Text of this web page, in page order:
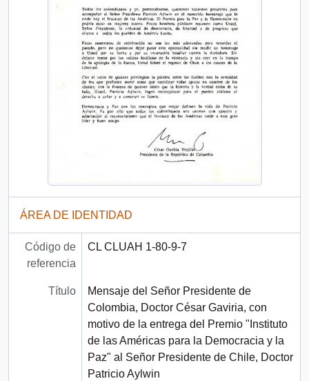
ÁREA DE IDENTIDAD
Código de
referencia
CL CLUAH 1-80-9-7
Título
Mensaje del Señor Presidente de
Colombia, Doctor César Gaviria, con
motivo de la entrega del Premio "Instituto
de las Américas para la Democracia y la
Paz" al Señor Presidente de Chile, Doctor
Patricio Aylwin